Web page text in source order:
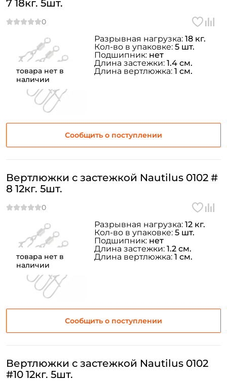
товара нет в
наличии
7 18кг. 5шт.
Сообщить о поступлении
Разрывная нагрузка: 18 кг.
Кол-во в упаковке: 5 шт.
Подшипник: нет
Длина застежки: 1.4 см.
Длина вертлюжка: 1 см.
товара нет в
наличии
Вертлюжки с застежкой Nautilus 0102 #
8 12кг. 5шт.
Сообщить о поступлении
Разрывная нагрузка: 12 кг.
Кол-во в упаковке: 5 шт.
Подшипник: нет
Длина застежки: 1.2 см.
Длина вертлюжка: 1 см.
Вертлюжки с застежкой Nautilus 0102
#10 12кг. 5шт.